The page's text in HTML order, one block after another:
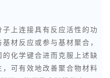
上连接具有反应活性的功
材反应或参与基材聚合，
化学键合进而克服上述缺
可有效地改善聚合物材料